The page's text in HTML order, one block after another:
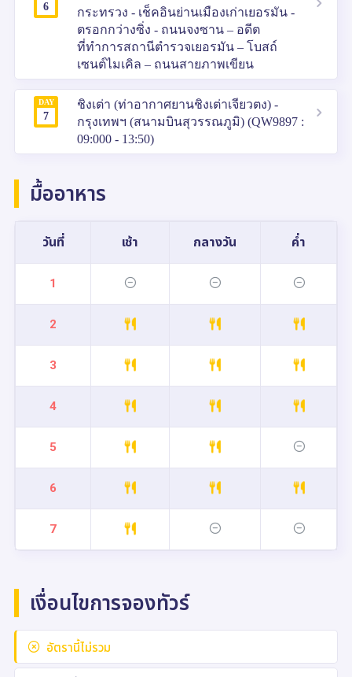
6
กระทรวง - เช็คอินย่านเมืองเก่าเยอรมัน -
ตรอกกว่างซิ่ง - ถนนจงซาน – อดีต
ที่ทำการสถานีตำรวจเยอรมัน – โบสถ์
เซนต์ไมเคิล – ถนนสายภาพเขียน
DAY
7
ชิงเต่า (ท่าอากาศยานชิงเต่าเจียวตง) -
กรุงเทพฯ (สนามบินสุวรรณภูมิ) (QW9897 :
09:000 - 13:50)
มื้ออาหาร
วันที่ เช้า กลางวัน ค่ำ
1
2
3
4
5
6
7
เงื่อนไขการจองทัวร์
อัตรานี้ไม่รวม